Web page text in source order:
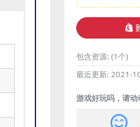
包含资源: (1个)
最近更新: 2021-
游戏好玩吗，请动